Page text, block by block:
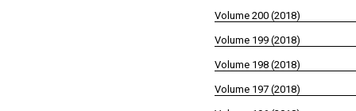
Volume 200 (2018)
Volume 199 (2018)
Volume 198 (2018)
Volume 197 (2018)